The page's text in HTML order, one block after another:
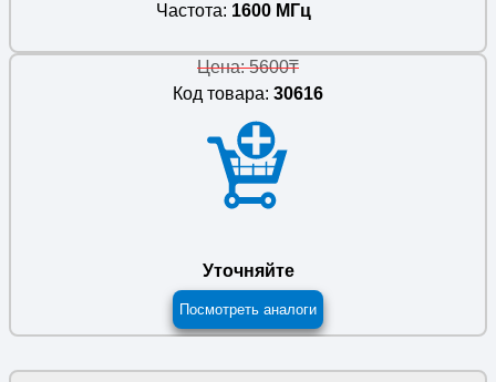
Частота 1600 МГц
Цена: 5600₸
Код товара: 30616
Уточняйте
Посмотреть аналоги